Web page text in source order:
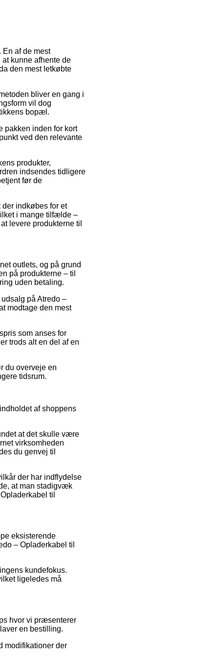
af de mest
kunne afhente de
den mest letkøbte
bliver en gang i
vil dog
bopæl.
pakken inden for kort
ved den relevante
produkter,
indsendes tidligere
før de
der indkøbes for et
i mange tilfælde –
levere produkterne til
outlets, og på grund
på produkterne – til
uden betaling.
på Atredo –
modtage den mest
som anses for
trods alt en del af en
du overveje en
tidsrum.
af shoppens
at det skulle være
virksomheden
du genvej til
der har indflydelse
at man stadigvæk
til
eksisterende
– Opladerkabel til
kundefokus.
ligeledes må
hvor vi præsenterer
en bestilling.
modifikationer der